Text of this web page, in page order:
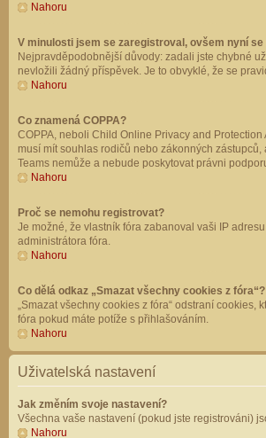
Nahoru
V minulosti jsem se zaregistroval, ovšem nyní
Nejpravděpodobnější důvody: zadali jste chybné
nevložili žádný příspěvek. Je to obvyklé, že se
Nahoru
Co znamená COPPA?
COPPA, neboli Child Online Privacy and
musí mít souhlas rodičů nebo zákonných
Teams nemůže a nebude poskytovat právni
Nahoru
Proč se nemohu registrovat?
Je možné, že vlastník fóra zabanoval vaši IP
administrátora fóra.
Nahoru
Co dělá odkaz „Smazat všechny cookies z fóra“?
„Smazat všechny cookies z fóra“ odstraní
fóra pokud máte potíže s přihlašováním.
Nahoru
Uživatelská nastavení
Jak změním svoje nastavení?
Všechna vaše nastavení (pokud jste registrováni)
Nahoru